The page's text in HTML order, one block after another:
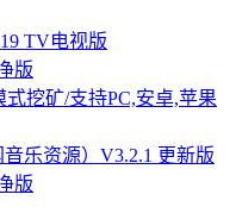
TV电视版
版
挖矿/支持PC,安卓,苹果
乐资源）V3.2.1 更新版
版